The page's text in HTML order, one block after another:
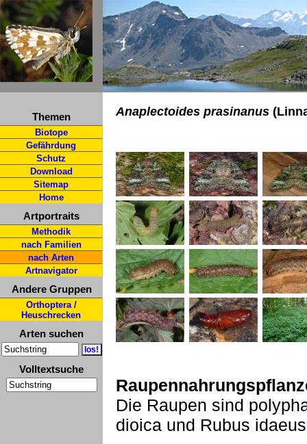
Themen
Biotope
Gefährdung
Schutz
Download
Sitemap
Home
Artportraits
Methodik
nach Familien
nach Arten
Artnavigator
Andere Gruppen
Orthoptera /
Heuschrecken
Arten suchen
Volltextsuche
Anaplectoides prasinanus
Die Raupen sind
dioica und Rubus